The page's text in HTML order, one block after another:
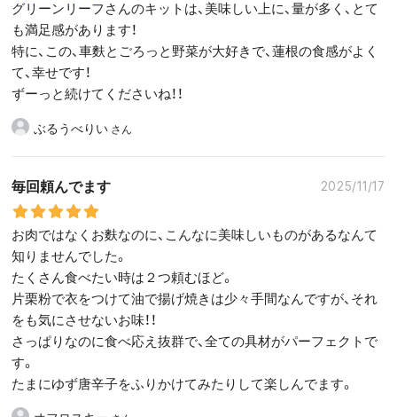
グリーンリーフさんのキットは、美味しい上に、量が多く、とて
も満足感があります！
特に、この、車麩とごろっと野菜が大好きで、蓮根の食感がよく
て、幸せです！
ずーっと続けてくださいね！！
ぶるうべりい
毎回頼んでます 2025/11/17
お肉ではなくお麩なのに、こんなに美味しいものがあるなんて
知りませんでした。
たくさん食べたい時は２つ頼むほど。
片栗粉で衣をつけて油で揚げ焼きは少々手間なんですが、それ
をも気にさせないお味！！
さっぱりなのに食べ応え抜群で、全ての具材がパーフェクトで
す。
たまにゆず唐辛子をふりかけてみたりして楽しんでます。